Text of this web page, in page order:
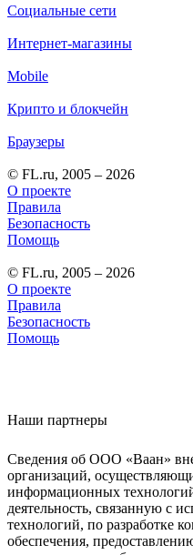
Социальные сети
Интернет-магазины
Mobile
Крипто и блокчейн
Браузеры
© FL.ru, 2005 – 2026
О проекте
Правила
Безопасность
Помощь
© FL.ru, 2005 – 2026
О проекте
Правила
Безопасность
Помощь
Наши партнеры
Сведения об ООО «Ваан»
организаций,
информационных
деятельность, связанную с
технологий, по разработке
обеспечения,